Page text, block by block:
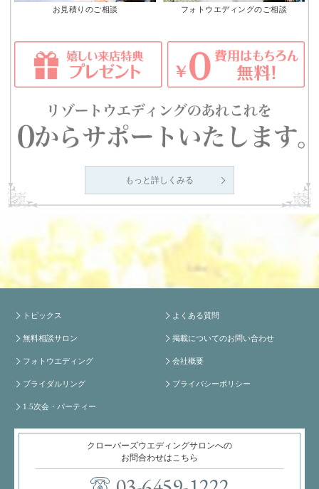
お見積りのご相談 フォトウエディングのご相談
もっと詳しくみる
トピックス
無料相談サロン
フォトウエディング
ブライダルリング
1.5次会・パーティー
よくある質問
掲載についてのお問い合わせ
会社概要
プライバシーポリシー
クローバーズウエディングサロンへの
お問合わせはこちら